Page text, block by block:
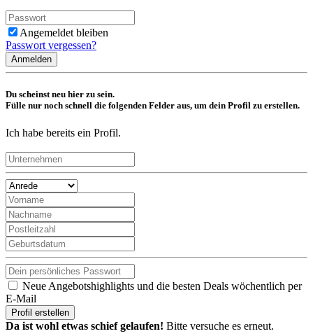
Angemeldet bleiben
Passwort vergessen?
Anmelden
Du scheinst neu hier zu sein.
Fülle nur noch schnell die folgenden Felder aus, um dein Profil zu erstellen.
Ich habe bereits ein Profil.
Neue Angebotshighlights und die besten Deals wöchentlich per
E-Mail
Profil erstellen
Da ist wohl etwas schief gelaufen! Bitte versuche es erneut.